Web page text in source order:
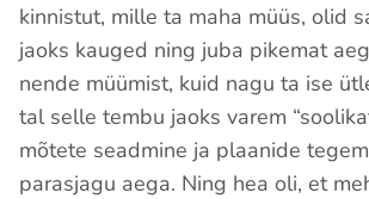
kinnistut, mille ta maha müüs, olid
jaoks kauged ning juba pikemat
nende müümist, kuid nagu ta ise
tal selle tembu jaoks varem
mõtete seadmine ja plaanide
parasjagu aega. Ning hea oli, et